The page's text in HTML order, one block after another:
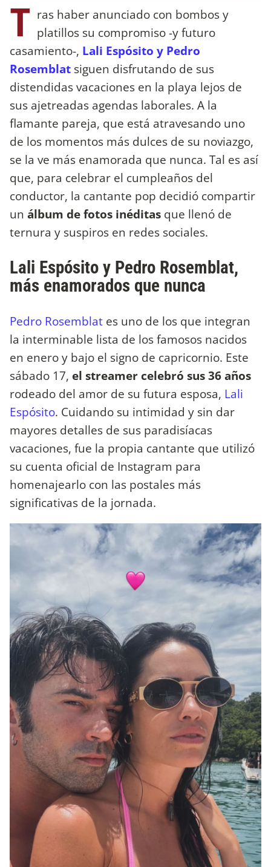
T ras haber anunciado con bombos y
platillos su compromiso -y futuro
casamiento-, Lali Espósito y Pedro
Rosemblat siguen disfrutando de sus
distendidas vacaciones en la playa lejos de
sus ajetreadas agendas laborales. A la
flamante pareja, que está atravesando uno
de los momentos más dulces de su noviazgo,
se la ve más enamorada que nunca. Tal es así
que, para celebrar el cumpleaños del
conductor, la cantante pop decidió compartir
un álbum de fotos inéditas que llenó de
ternura y suspiros en redes sociales.
Lali Espósito y Pedro Rosemblat,
más enamorados que nunca
Pedro Rosemblat es uno de los que integran
la interminable lista de los famosos nacidos
en enero y bajo el signo de capricornio. Este
sábado 17, el streamer celebró sus 36 años
rodeado del amor de su futura esposa, Lali
Espósito. Cuidando su intimidad y sin dar
mayores detalles de sus paradisíacas
vacaciones, fue la propia cantante que utilizó
su cuenta oficial de Instagram para
homenajearlo con las postales más
significativas de la jornada.